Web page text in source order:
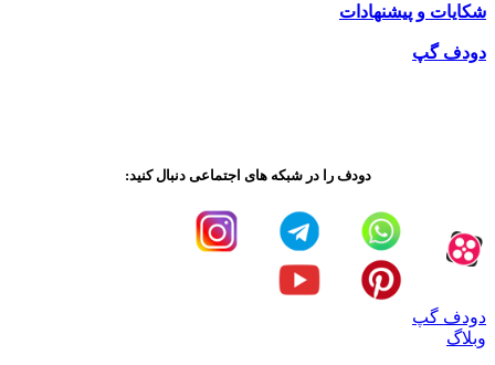
شکایات و پیشنهادات
دودف گپ
دودف را در شبکه های اجتماعی دنبال کنید:
دودف گپ
وبلاگ